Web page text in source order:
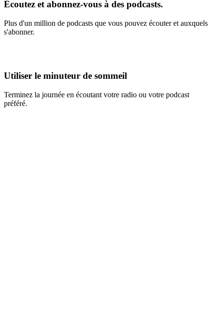
Écoutez et abonnez-vous à des podcasts.
Plus d'un million de podcasts que vous pouvez écouter et auxquels
s'abonner.
Utiliser le minuteur de sommeil
Terminez la journée en écoutant votre radio ou votre podcast
préféré.